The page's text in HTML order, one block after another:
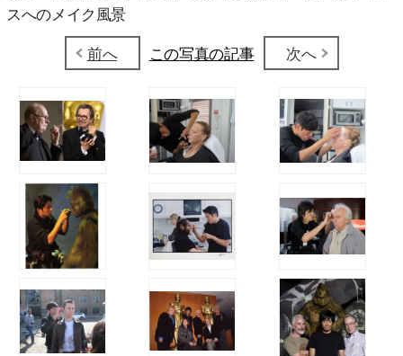
スへのメイク風景
前へ
この写真の記事 次へ